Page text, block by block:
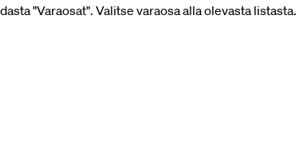
"Varaosat". Valitse varaosa alla olevasta listasta.